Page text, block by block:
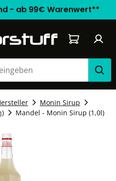
- ab 99€ Warenwert**
Warenkorb
Monin Sirup
Mandel - Monin Sirup (1,0l)